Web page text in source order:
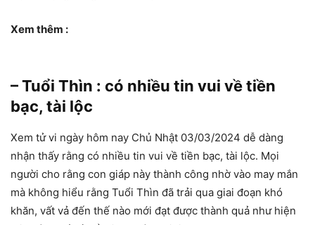
Xem thêm :
– Tuổi Thìn : có nhiều tin vui về tiền
bạc, tài lộc
Xem tử vi ngày hôm nay Chủ Nhật 03/03/2024 dễ dàng
nhận thấy rằng có nhiều tin vui về tiền bạc, tài lộc. Mọi
người cho rằng con giáp này thành công nhờ vào may mắn
mà không hiểu rằng Tuổi Thìn đã trải qua giai đoạn khó
khăn, vất vả đến thế nào mới đạt được thành quả như hiện